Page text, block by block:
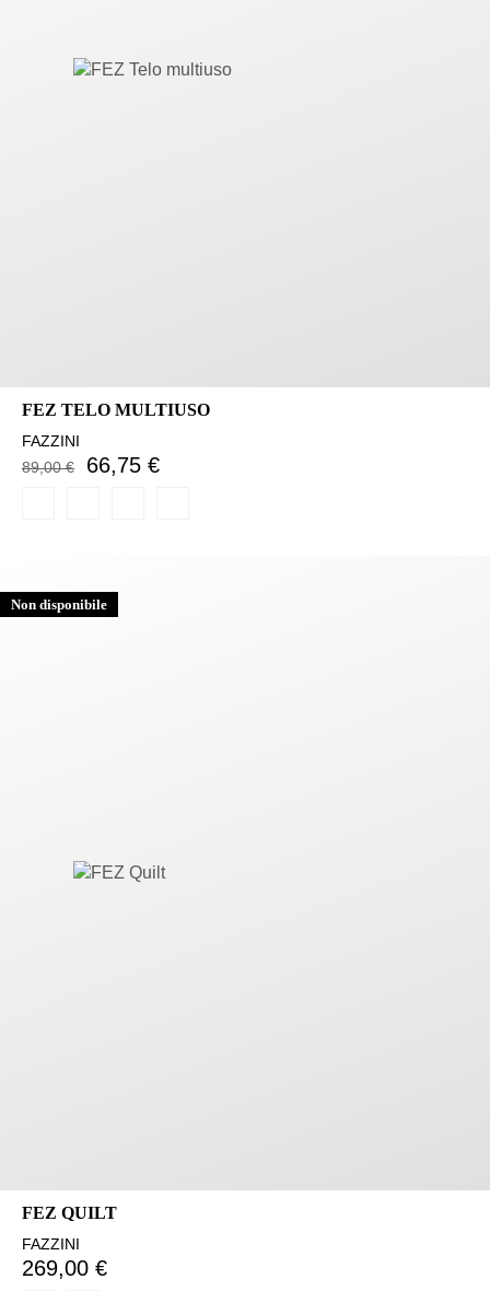
FEZ TELO MULTIUSO
FAZZINI
89,00 €
66,75 €
Non disponibile
FEZ QUILT
FAZZINI
269,00 €